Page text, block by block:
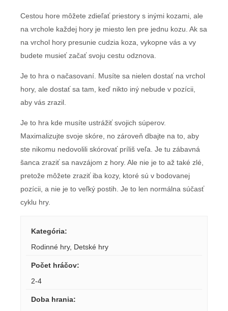
Cestou hore môžete zdieľať priestory s inými kozami, ale
na vrchole každej hory je miesto len pre jednu kozu. Ak sa
na vrchol hory presunie cudzia koza, vykopne vás a vy
budete musieť začať svoju cestu odznova.
Je to hra o načasovaní. Musíte sa nielen dostať na vrchol
hory, ale dostať sa tam, keď nikto iný nebude v pozícii,
aby vás zrazil.
Je to hra kde musíte ustrážiť svojich súperov.
Maximalizujte svoje skóre, no zároveň dbajte na to, aby
ste nikomu nedovolili skórovať príliš veľa. Je tu zábavná
šanca zraziť sa navzájom z hory. Ale nie je to až také zlé,
pretože môžete zraziť iba kozy, ktoré sú v bodovanej
pozícii, a nie je to veľký postih. Je to len normálna súčasť
cyklu hry.
Kategória:
Rodinné hry, Detské hry
Počet hráčov:
2-4
Doba hrania: